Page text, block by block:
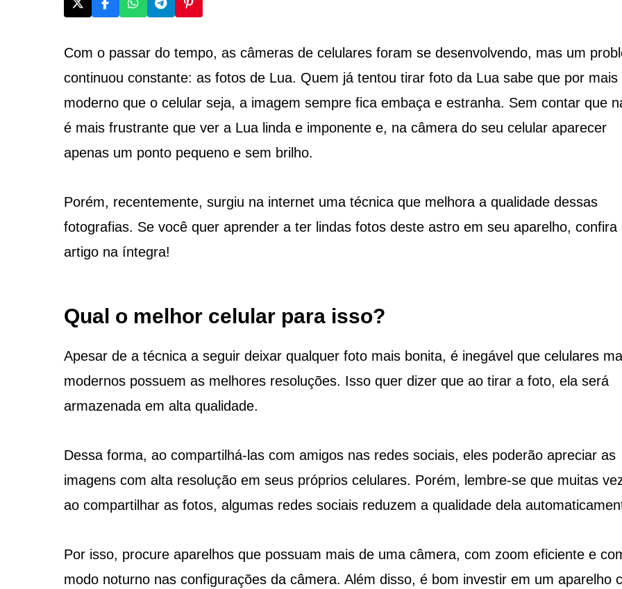
Com o passar do tempo, as câmeras de celulares foram se desenvolvendo, mas um
continuou constante: as fotos de Lua. Quem já tentou tirar foto da Lua sabe que por mais
moderno que o celular seja, a imagem sempre fica embaça e estranha. Sem contar que
é mais frustrante que ver a Lua linda e imponente e, na câmera do seu celular aparecer
apenas um ponto pequeno e sem brilho.
Porém, recentemente, surgiu na internet uma técnica que melhora a qualidade dessas
fotografias. Se você quer aprender a ter lindas fotos deste astro em seu aparelho, confira
artigo na íntegra!
Qual o melhor celular para isso?
Apesar de a técnica a seguir deixar qualquer foto mais bonita, é inegável que celulares
modernos possuem as melhores resoluções. Isso quer dizer que ao tirar a foto, ela será
armazenada em alta qualidade.
Dessa forma, ao compartilhá-las com amigos nas redes sociais, eles poderão apreciar as
imagens com alta resolução em seus próprios celulares. Porém, lembre-se que muitas
ao compartilhar as fotos, algumas redes sociais reduzem a qualidade dela
Por isso, procure aparelhos que possuam mais de uma câmera, com zoom eficiente e
modo noturno nas configurações da câmera. Além disso, é bom investir em um aparelho